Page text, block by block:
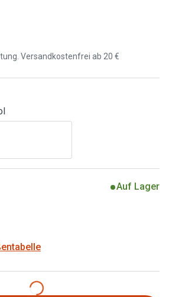
Gläser
die zweite Kinderbrille
Oakley
Versandkostenfrei ab 20 €
Auf Lager